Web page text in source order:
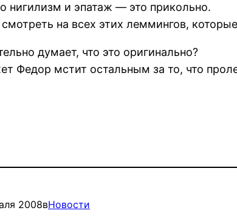
нигилизм и эпатаж — это прикольно.
на всех этих леммингов,
думает, что это оригинально?
Федор мстит остальным за то, что
2008вНовости